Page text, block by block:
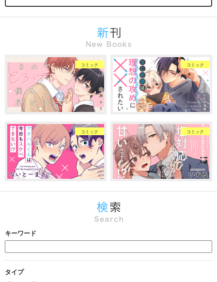
コミック コミック
コミック コミック
キーワード
タイプ